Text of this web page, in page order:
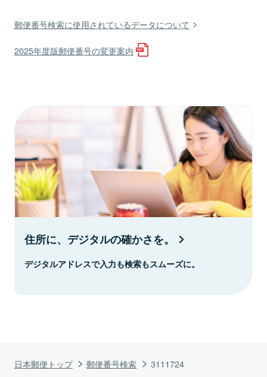
日本郵便トップ 郵便番号検索 3111724
郵便番号検索に使用されているデータについて
2025年度版郵便番号の変更案内
住所に、デジタルの確かさを。
デジタルアドレスで入力も検索もスムーズに。